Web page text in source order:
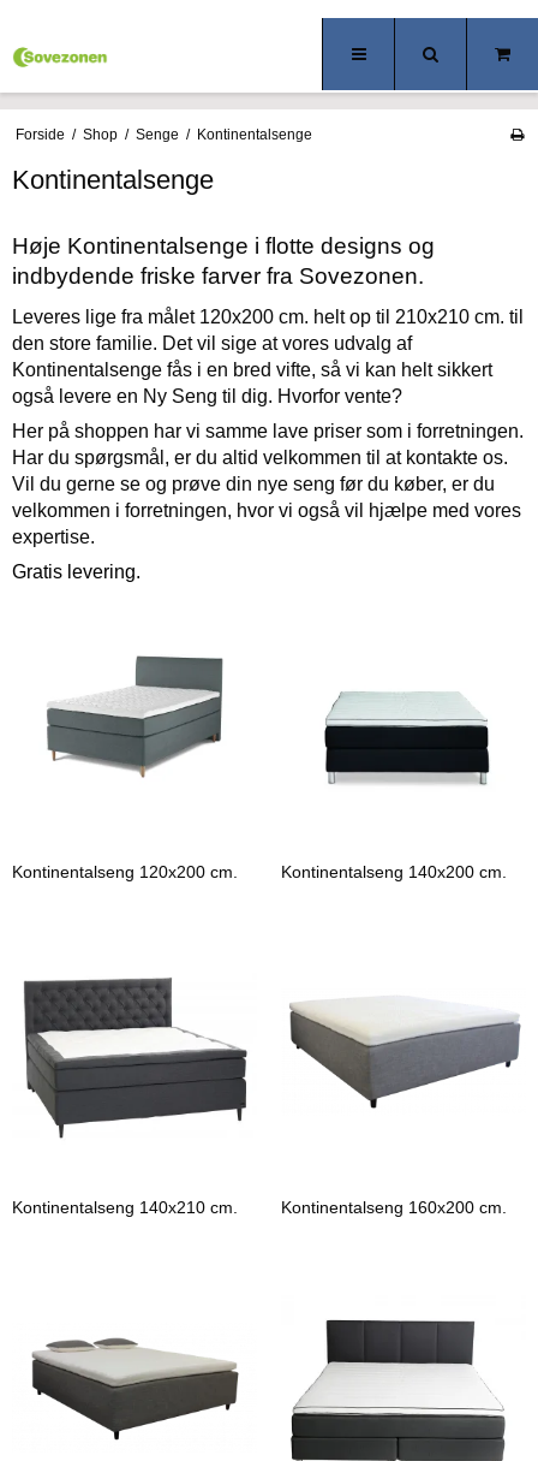
Forside / Shop / Senge / Kontinentalsenge
Kontinentalsenge
Høje Kontinentalsenge i flotte designs og
indbydende friske farver fra Sovezonen.
Leveres lige fra målet 120x200 cm. helt op til 210x210 cm. til
den store familie. Det vil sige at vores udvalg af
Kontinentalsenge fås i en bred vifte, så vi kan helt sikkert
også levere en Ny Seng til dig. Hvorfor vente?
Her på shoppen har vi samme lave priser som i forretningen.
Har du spørgsmål, er du altid velkommen til at kontakte os.
Vil du gerne se og prøve din nye seng før du køber, er du
velkommen i forretningen, hvor vi også vil hjælpe med vores
expertise.
Gratis levering.
Kontinentalseng 120x200 cm. Kontinentalseng 140x200 cm.
Kontinentalseng 140x210 cm. Kontinentalseng 160x200 cm.